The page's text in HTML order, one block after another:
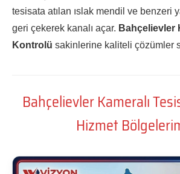
tesisata atılan ıslak mendil ve benzeri
geri çekerek kanalı açar. Bahçelievler
Kontrolü sakinlerine kaliteli çözümler
Bahçelievler Kameralı
Hizmet